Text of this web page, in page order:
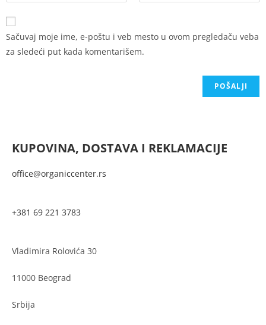
Sačuvaj moje ime, e-poštu i veb mesto u ovom pregledaču veba
za sledeći put kada komentarišem.
KUPOVINA, DOSTAVA I REKLAMACIJE
office@organiccenter.rs
+381 69 221 3783
Vladimira Rolovića 30
11000 Beograd
Srbija